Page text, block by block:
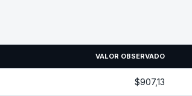
VALOR OBSERVADO
$907,13